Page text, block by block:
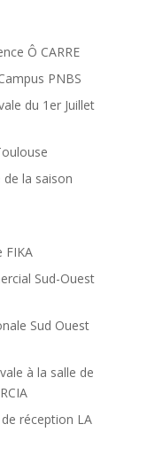
Ô CARRE
PNBS
du 1er Juillet
la saison
FIKA
Sud-Ouest
Sud Ouest
à la salle de
réception LA